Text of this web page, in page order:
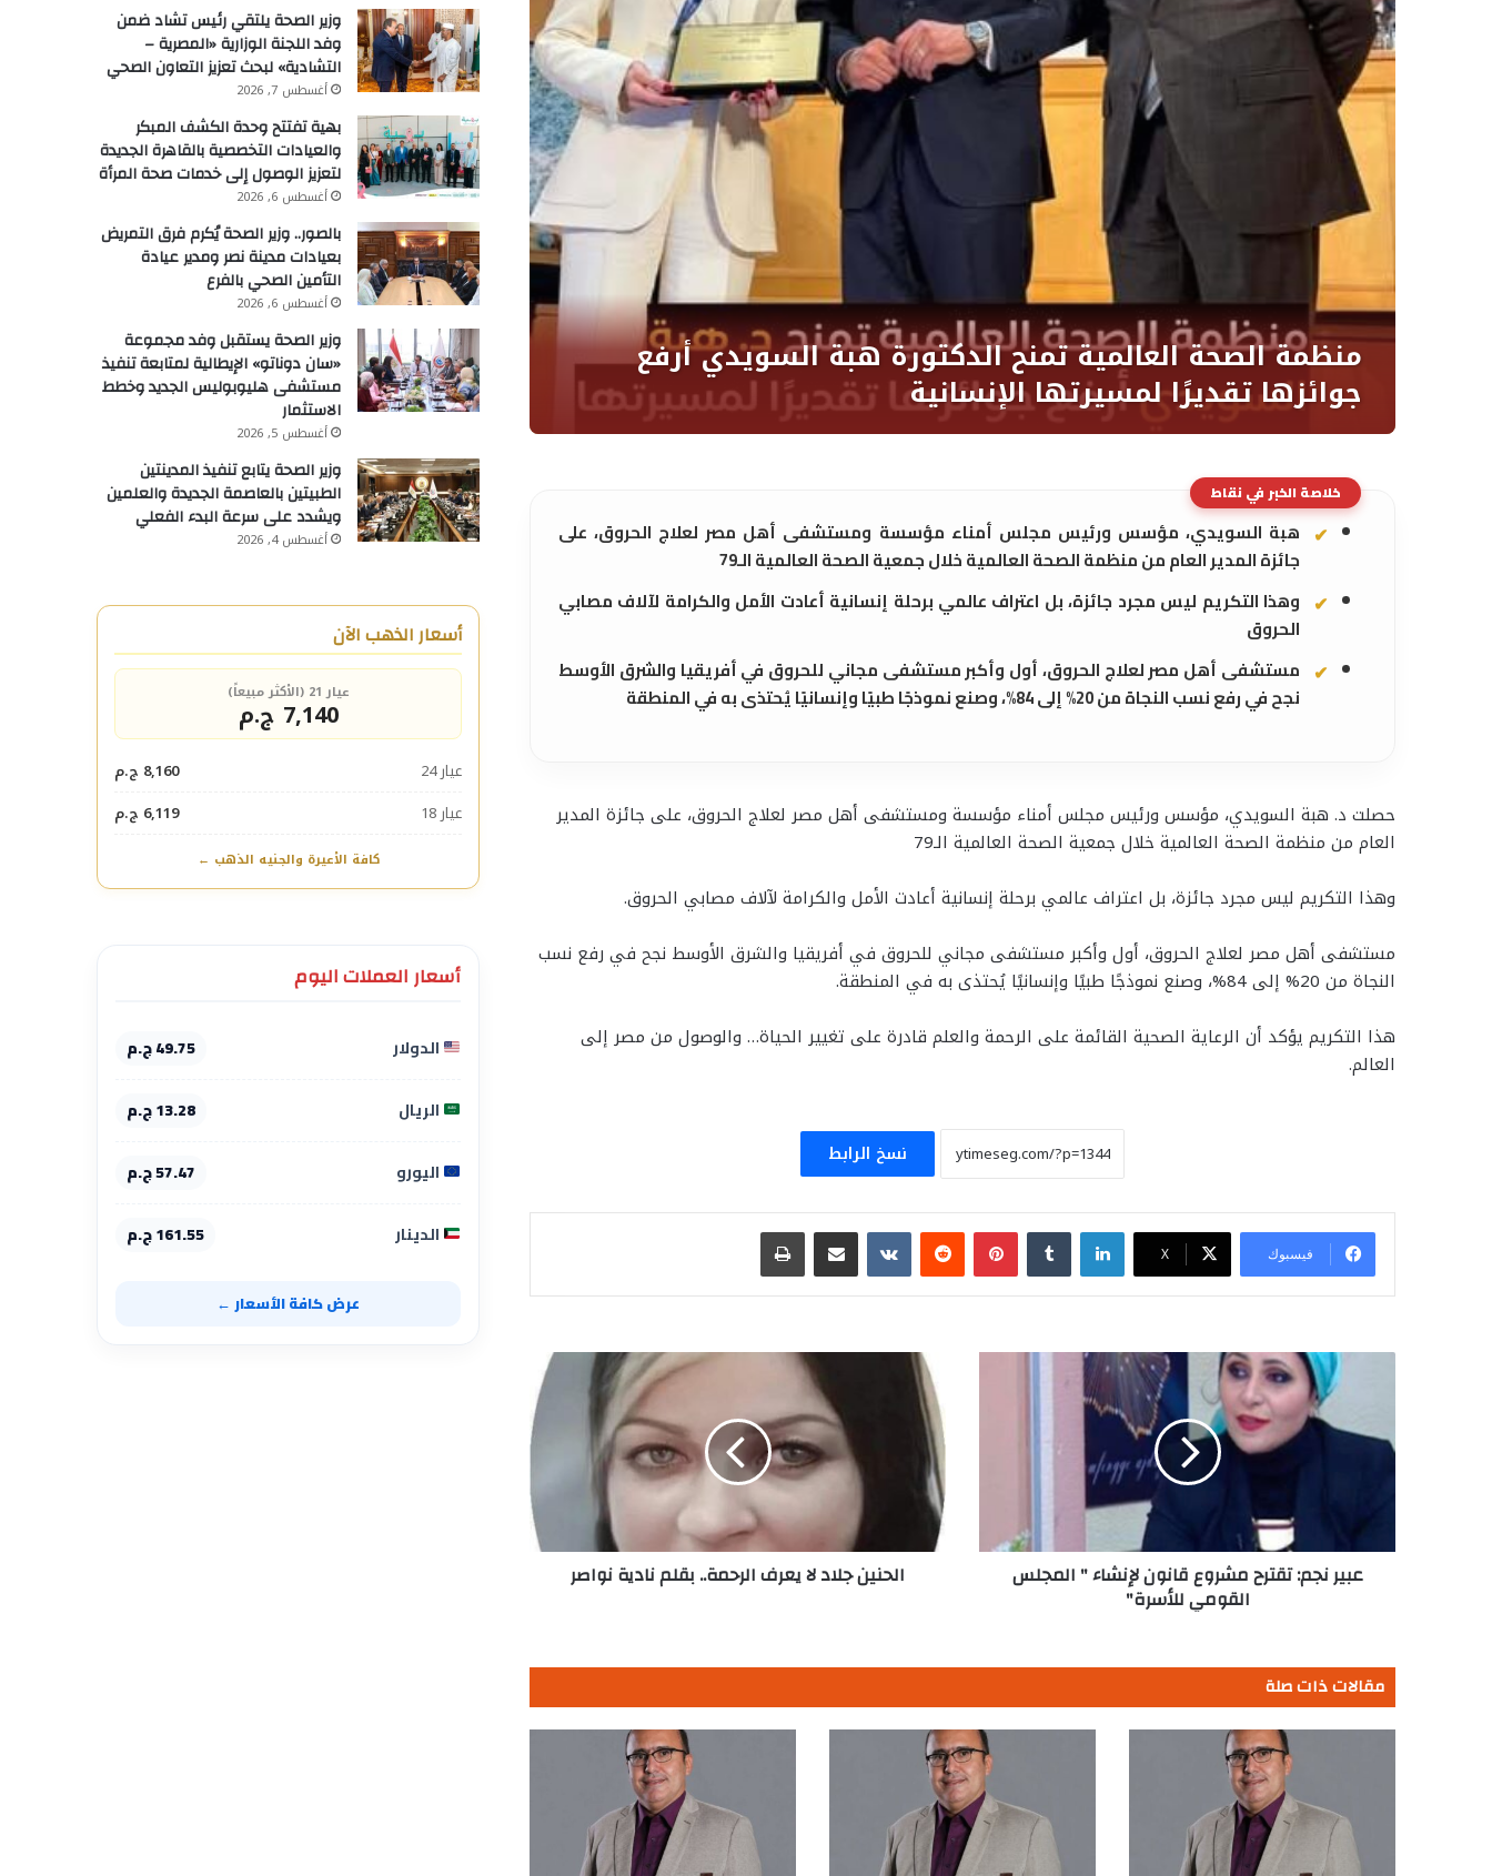
خلاصة الخبر في نقاط
هبة السويدي، مؤسس ورئيس مجلس أمناء مؤسسة ومستشفى أهل مصر لعلاج الحروق، على
جائزة المدير العام من منظمة الصحة العالمية خلال جمعية الصحة العالمية الـ79
وهذا التكريم ليس مجرد جائزة، بل اعتراف عالمي برحلة إنسانية أعادت الأمل والكرامة لآلاف مصابي
الحروق
مستشفى أهل مصر لعلاج الحروق، أول وأكبر مستشفى مجاني للحروق في أفريقيا والشرق الأوسط
نجح في رفع نسب النجاة من 20% إلى 84%، وصنع نموذجًا طبيًا وإنسانيًا يُحتذى به في المنطقة
حصلت د. هبة السويدي، مؤسس ورئيس مجلس أمناء مؤسسة ومستشفى أهل مصر لعلاج الحروق، على جائزة المدير
العام من منظمة الصحة العالمية خلال جمعية الصحة العالمية الـ79
وهذا التكريم ليس مجرد جائزة، بل اعتراف عالمي برحلة إنسانية أعادت الأمل والكرامة لآلاف مصابي الحروق.
مستشفى أهل مصر لعلاج الحروق، أول وأكبر مستشفى مجاني للحروق في أفريقيا والشرق الأوسط نجح في رفع نسب
النجاة من 20% إلى 84%، وصنع نموذجًا طبيًا وإنسانيًا يُحتذى به في المنطقة.
هذا التكريم يؤكد أن الرعاية الصحية القائمة على الرحمة والعلم قادرة على تغيير الحياة… والوصول من مصر إلى
العالم.
نسخ الرابط
فيسبوك ‫X
لينكدإن بينتيريست مشاركة عبر البريد طباعة
عبير
مشروع
قانون
المجلس
القومي
للأسرة"عبير نجم: تقترح مشروع قانون لإنشاء " المجلس
القومي للأسرة"
الحنين
جلاد
لا
يعرف
الرحمة..
بقلم
نادية
نواصر
الحنين جلاد لا يعرف الرحمة.. بقلم نادية نواصر
مقالات ذات صلة
وزير الصحة يلتقي رئيس تشاد ضمن
وفد اللجنة الوزارية «المصرية –
التشادية» لبحث تعزيز التعاون الصحي
أغسطس 7, 2026
بهية تفتتح وحدة الكشف المبكر
والعيادات التخصصية بالقاهرة الجديدة
لتعزيز الوصول إلى خدمات صحة المرأة
أغسطس 6, 2026
بالصور.. وزير الصحة يُكرم فرق التمريض
بعيادات مدينة نصر ومدير عيادة
التأمين الصحي بالفرع
أغسطس 6, 2026
وزير الصحة يستقبل وفد مجموعة
«سان دوناتو» الإيطالية لمتابعة تنفيذ
مستشفى هليوبوليس الجديد وخطط
الاستثمار
أغسطس 5, 2026
وزير الصحة يتابع تنفيذ المدينتين
الطبيتين بالعاصمة الجديدة والعلمين
ويشدد على سرعة البدء الفعلي
أغسطس 4, 2026
أسعار الذهب الآن
عيار 21 (الأكثر مبيعاً)
7,140 ج.م
عيار 24
8,160 ج.م
عيار 18
6,119 ج.م
كافة الأعيرة والجنيه الذهب ←
أسعار العملات اليوم
الدولار 49.75 ج.م
الريال 13.28 ج.م
اليورو 57.47 ج.م
الدينار 161.55 ج.م
عرض كافة الأسعار ←